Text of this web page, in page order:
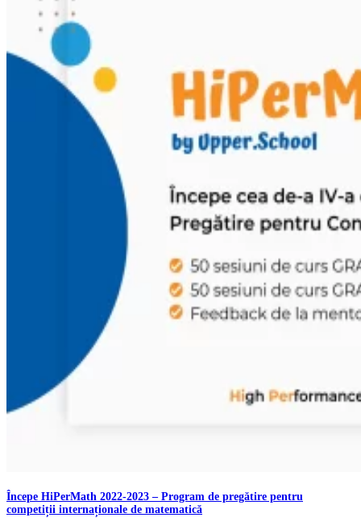
Începe HiPerMath 2022-2023 – Program de pregătire pentru
competiții internaționale de matematică